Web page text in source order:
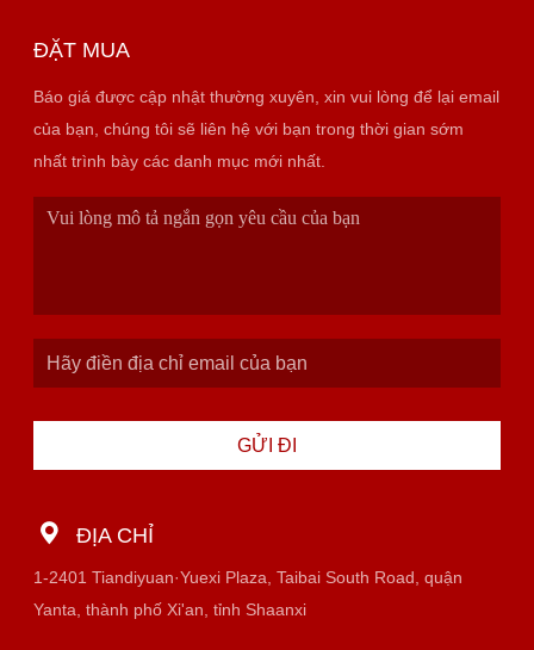
ĐẶT MUA
Báo giá được cập nhật thường xuyên, xin vui lòng để lại email
của bạn, chúng tôi sẽ liên hệ với bạn trong thời gian sớm
nhất trình bày các danh mục mới nhất.
GỬI ĐI
ĐỊA CHỈ
1-2401 Tiandiyuan·Yuexi Plaza, Taibai South Road, quận
Yanta, thành phố Xi'an, tỉnh Shaanxi